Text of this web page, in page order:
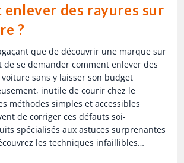
enlever des rayures sur
?
que de découvrir une marque sur
de se demander comment enlever des
sans y laisser son budget
inutile de courir chez le
méthodes simples et accessibles
de corriger ces défauts soi-
spécialisés aux astuces surprenantes
les techniques infaillibles…